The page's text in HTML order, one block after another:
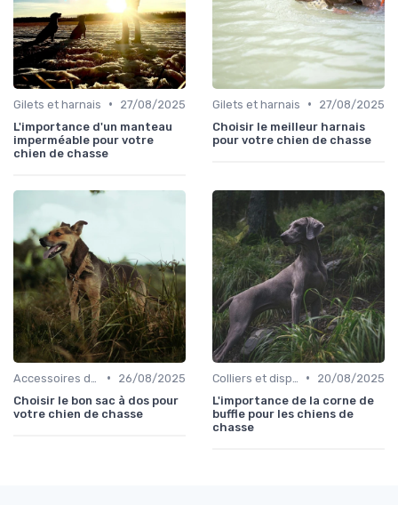
Gilets et harnais •
27/08/2025
L'importance d'un manteau
imperméable pour votre
chien de chasse
Gilets et harnais •
27/08/2025
Choisir le meilleur harnais
pour votre chien de chasse
•
26/08/2025
Choisir le bon sac à dos pour
votre chien de chasse
•
20/08/2025
L'importance de la corne de
buffle pour les chiens de
chasse